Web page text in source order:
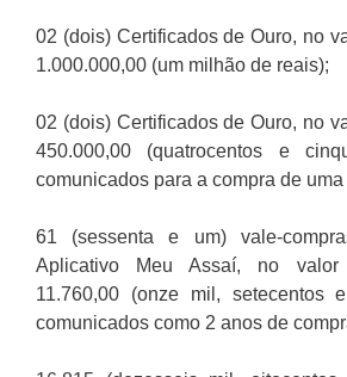
02 (dois) Certificados de Ouro, no
1.000.000,00 (um milhão de reais);
02 (dois) Certificados de Ouro, no
450.000,00 (quatrocentos e
comunicados para a compra de uma
61 (sessenta e um) vale-
Aplicativo Meu Assaí, no
11.760,00 (onze mil, setecentos
comunicados como 2 anos de